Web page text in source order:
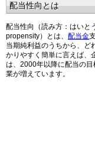
配当性向とは
配当性向（読み方：はいと
propensity）とは、 配当金
当期純利益のうちから、ど
かりやすく簡単に言えば、
は、2000年以降に配当の
業が増えています。